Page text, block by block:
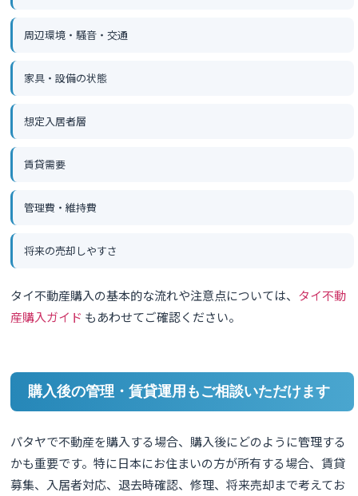
周辺環境・騒音・交通
家具・設備の状態
想定入居者層
賃貸需要
管理費・維持費
将来の売却しやすさ
タイ不動産購入の基本的な流れや注意点については、 タイ不動
産購入ガイド もあわせてご確認ください。
購入後の管理・賃貸運用もご相談いただけます
パタヤで不動産を購入する場合、購入後にどのように管理する
かも重要です。特に日本にお住まいの方が所有する場合、賃貸
募集、入居者対応、退去時確認、修理、将来売却まで考えてお